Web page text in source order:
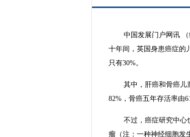
中国发展门户网讯
十年间，英国身患癌症的
只有30%。
其中，肝癌和骨癌儿
82%，骨癌五年存活率由
不过，癌症研究中心
瘤（注：一种神经细胞发